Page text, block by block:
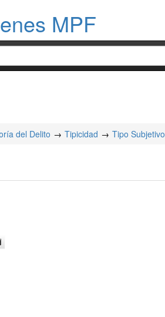
MPF
del Delito Tipicidad Tipo Subjetivo